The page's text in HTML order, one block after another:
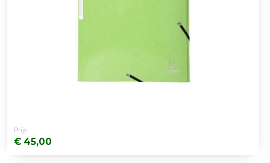
Prijs:
€ 45,00